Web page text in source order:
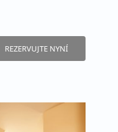
REZERVUJTE NYNÍ